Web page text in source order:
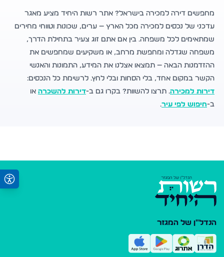
מחפשים דירה למכירה בישראל? אתר רשות היחיד מציע מאגר
עדכני של נכסים למכירה מכל הארץ — ערים, שכונות וטווחי מחירים
שמתאימים לכל משפחה. בין אם אתם זוג צעיר בתחילת הדרך,
משפחה שגדלה ומחפשת מרחב, או משקיעים שמחפשים את
ההזדמנות הבאה — תמצאו אצלנו את המידע, התמונות והאנשי
הקשר במקום אחד, בלי הסחות ובלי לחץ. לרשימת כל הנכסים:
דירות למכירה. תרצו להשוות? בקרו גם ב-דירות להשכרה או
ב-חיפוש לפי עיר.
הנדל"ן של המגזר